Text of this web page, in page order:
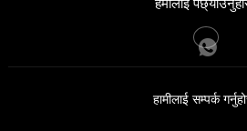
हमीलाई
हामीलाई सम्पर्क